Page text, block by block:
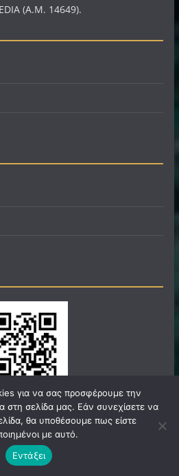
(A.M. 14649).
© 2026filadelfeianews.gr
για να σας προσφέρουμε την
στη σελίδα μας. Εάν συνεχίσετε να
θα υποθέσουμε πως είστε
με αυτό.
Εντάξει